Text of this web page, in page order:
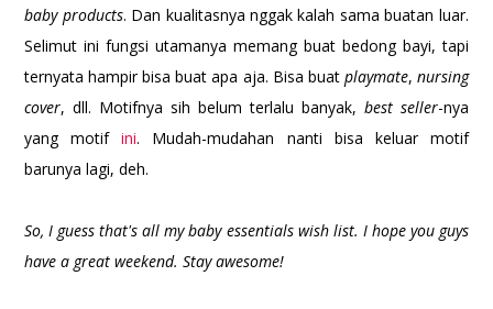
baby products. Dan kualitasnya nggak kalah sama buatan luar.
Selimut ini fungsi utamanya memang buat bedong bayi, tapi
ternyata hampir bisa buat apa aja. Bisa buat playmate, nursing
cover, dll. Motifnya sih belum terlalu banyak, best seller-nya
yang motifini. Mudah-mudahan nanti bisa keluar motif
barunya lagi, deh.
So, I guess that's all my baby essentials wish list. I hope you guys
have a great weekend. Stay awesome!